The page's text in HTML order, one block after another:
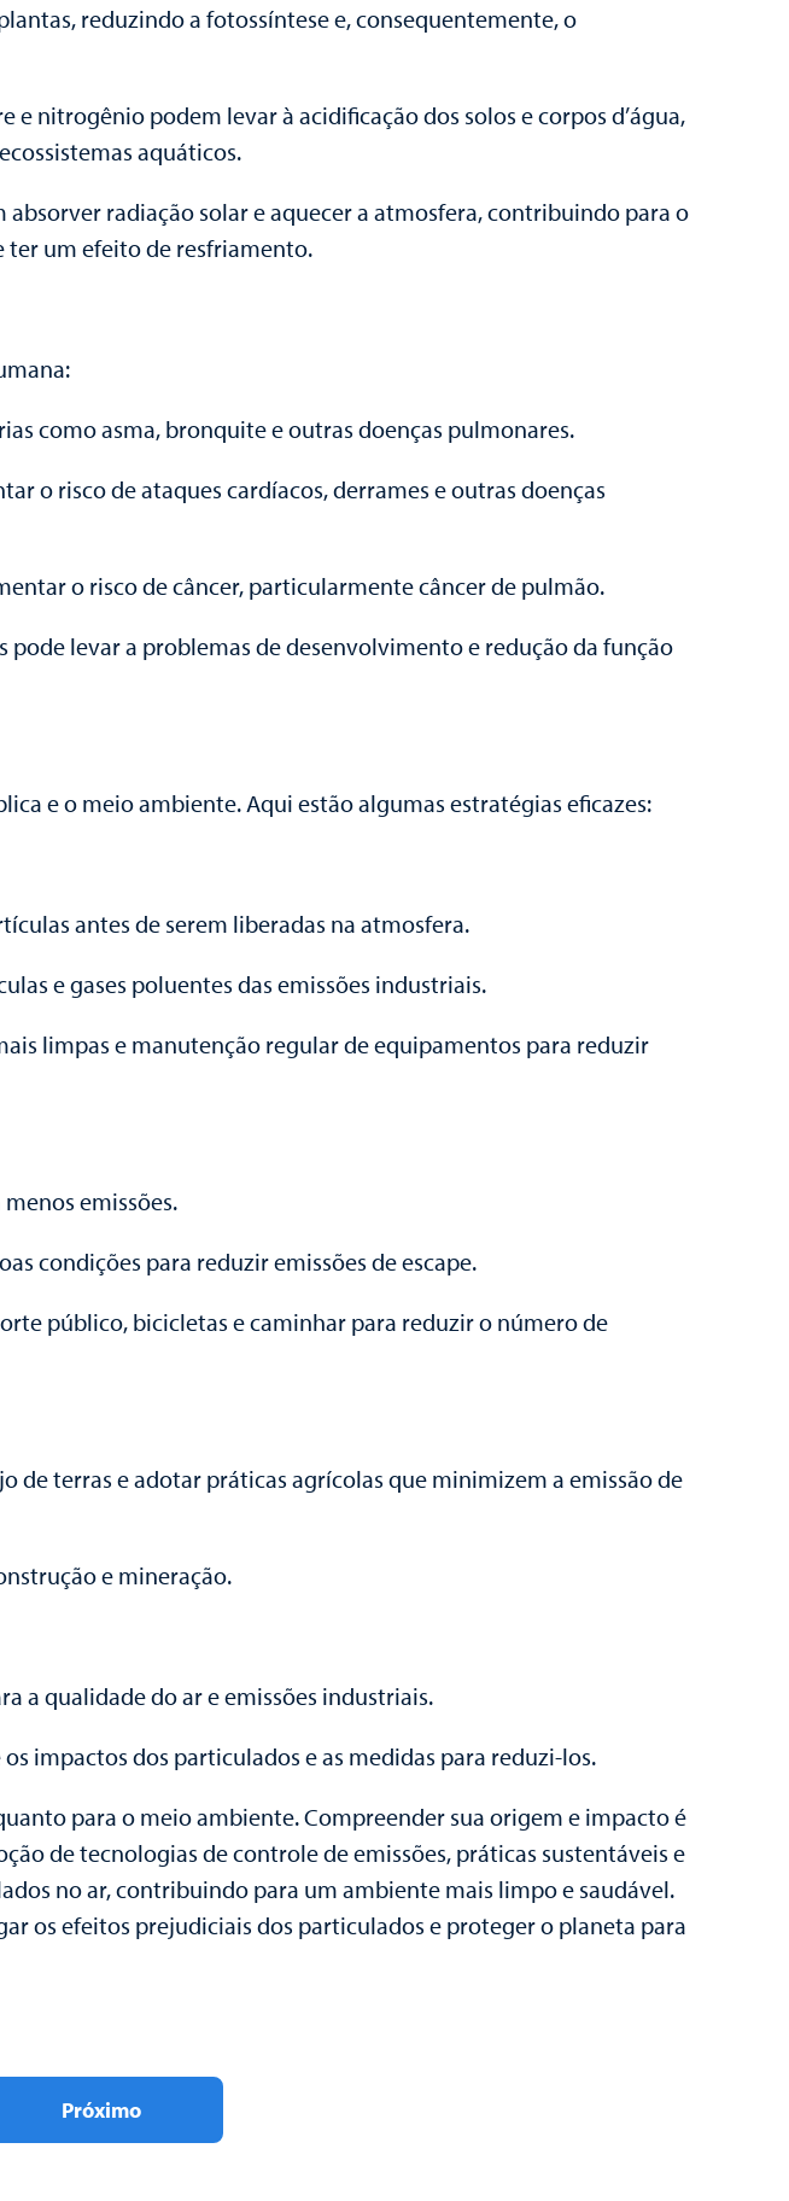
reduzindo a fotossíntese e, consequentemente, o
nitrogênio podem levar à acidificação dos solos e corpos d’água,
aquáticos.
radiação solar e aquecer a atmosfera, contribuindo para o
ter um efeito de resfriamento.
como asma, bronquite e outras doenças pulmonares.
o risco de ataques cardíacos, derrames e outras doenças
o risco de câncer, particularmente câncer de pulmão.
pode levar a problemas de desenvolvimento e redução da função
e o meio ambiente. Aqui estão algumas estratégias eficazes:
antes de serem liberadas na atmosfera.
e gases poluentes das emissões industriais.
limpas e manutenção regular de equipamentos para reduzir
emissões.
condições para reduzir emissões de escape.
público, bicicletas e caminhar para reduzir o número de
de terras e adotar práticas agrícolas que minimizem a emissão de
e mineração.
a qualidade do ar e emissões industriais.
impactos dos particulados e as medidas para reduzi-los.
para o meio ambiente. Compreender sua origem e impacto é
de tecnologias de controle de emissões, práticas sustentáveis e
no ar, contribuindo para um ambiente mais limpo e saudável.
os efeitos prejudiciais dos particulados e proteger o planeta para
Próximo